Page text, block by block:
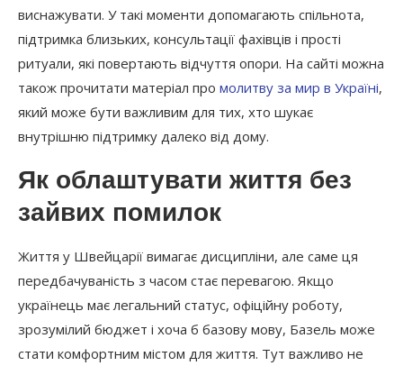
виснажувати. У такі моменти допомагають спільнота,
підтримка близьких, консультації фахівців і прості
ритуали, які повертають відчуття опори. На сайті можна
також прочитати матеріал про молитву за мир в Україні,
який може бути важливим для тих, хто шукає
внутрішню підтримку далеко від дому.
Як облаштувати життя без
зайвих помилок
Життя у Швейцарії вимагає дисципліни, але саме ця
передбачуваність з часом стає перевагою. Якщо
українець має легальний статус, офіційну роботу,
зрозумілий бюджет і хоча б базову мову, Базель може
стати комфортним містом для життя. Тут важливо не